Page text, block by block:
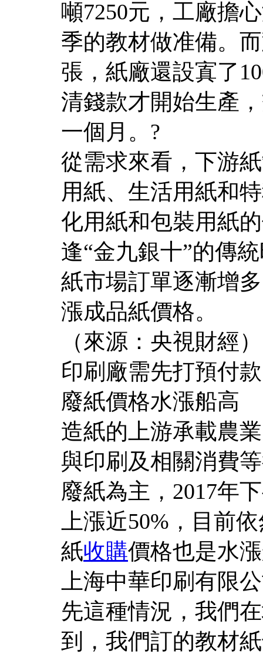
噸7250元，工廠擔
季的教材做准備。
張，紙廠還設寘了
清錢款才開始生產
一個月。?
從需求來看，下游
用紙、生活用紙和
化用紙和包裝用紙
逢“金九銀十”的傳
紙市場訂單逐漸增
漲成品紙價格。
（來源：央視財經）
印刷廠需先打預付款
廢紙價格水漲船高
造紙的上游承載農
與印刷及相關消費
廢紙為主，2017年
上漲近50%，目前
紙收購價格也是水
上海中華印刷有限
先這種情況，我們
到，我們訂的教材